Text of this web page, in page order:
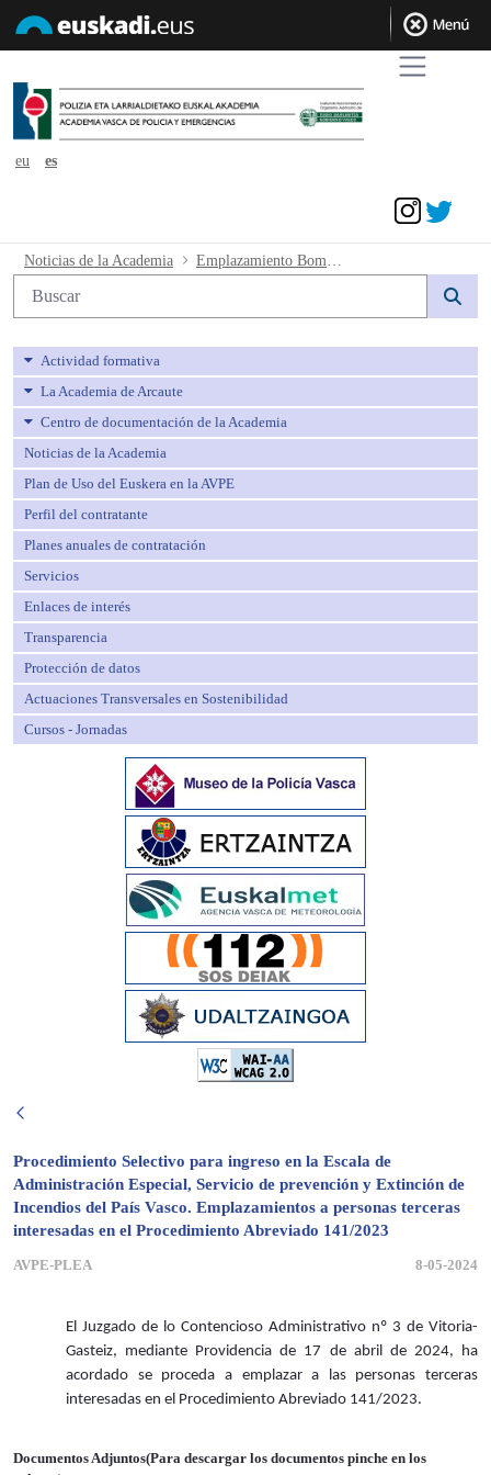
eu
es
Emplazamiento Bomberos-as nº 141/
Noticias de la Academia
Búsqueda web
Actividad formativa
La Academia de Arcaute
Centro de documentación de la Academia
Noticias de la Academia
Plan de Uso del Euskera en la AVPE
Perfil del contratante
Planes anuales de contratación
Servicios
Enlaces de interés
Transparencia
Protección de datos
Actuaciones Transversales en Sostenibilidad
Cursos - Jornadas
Procedimiento Selectivo para ingreso en la Escala de
Administración Especial, Servicio de prevención y Extinción de
Incendios del País Vasco. Emplazamientos a personas terceras
interesadas en el Procedimiento Abreviado 141/2023
AVPE-PLEA 8-05-2024
El Juzgado de lo Contencioso Administrativo nº 3 de Vitoria-
Gasteiz, mediante Providencia de 17 de abril de 2024, ha
acordado se proceda a emplazar a las personas terceras
interesadas en el Procedimiento Abreviado 141/2023.
Documentos Adjuntos(Para descargar los documentos pinche en los